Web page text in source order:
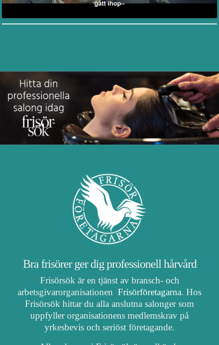
Bra frisörer ger dig professionell hårvård
Frisörsök är en tjänst av bransch- och
arbetsgivarorganisationen Frisörföretagarna. Hos
Frisörsök hittar du alla anslutna salonger som
uppfyller organisationens medlemskrav på
yrkesbevis och seriöst företagande.